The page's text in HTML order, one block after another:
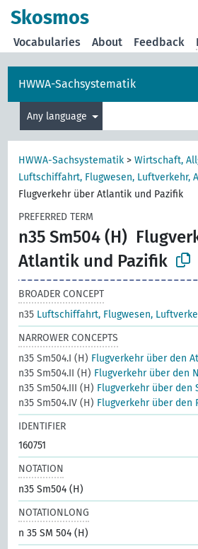
Skosmos
Vocabularies About Feedback
HWWA-Sachsystematik
Any language
HWWA-Sachsystematik >Wirtschaft,
Luftschiffahrt, Flugwesen, Luftverkehr,
Flugverkehr über Atlantik und Pazifik
PREFERRED TERM
n35 Sm504 (H)
Atlantik und Pazifik
BROADER CONCEPT
n35 Luftschiffahrt, Flugwesen,
NARROWER CONCEPTS
n35 Sm504.I (H) Flugverkehr über den
n35 Sm504.II (H) Flugverkehr über den
n35 Sm504.III (H) Flugverkehr über den
n35 Sm504.IV (H) Flugverkehr über den
IDENTIFIER
160751
NOTATION
n35 Sm504 (H)
NOTATIONLONG
n 35 SM 504 (H)